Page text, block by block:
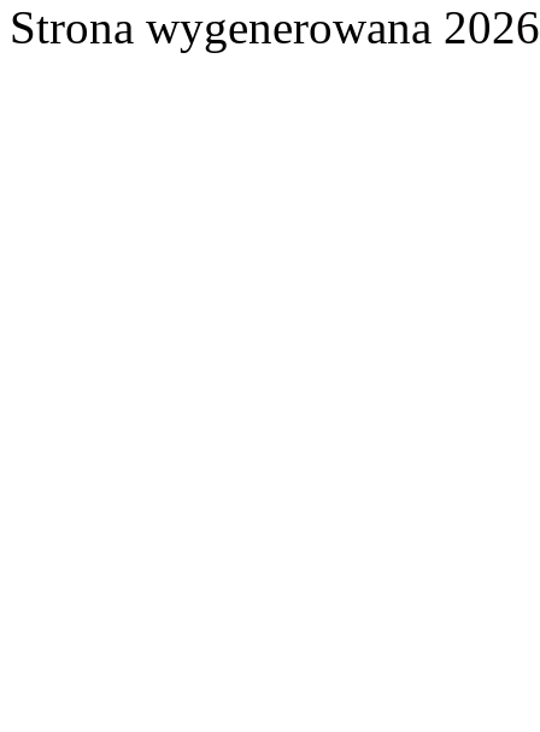
Strona wygenerowana